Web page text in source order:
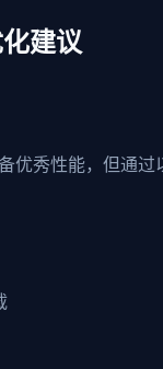
建议
优秀性能，但通过